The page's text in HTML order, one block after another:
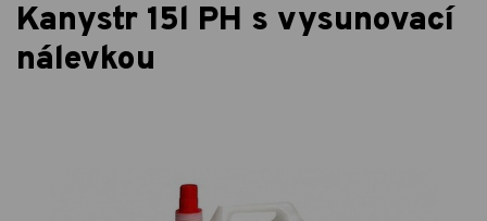
Kanystr 15l PH s vysunovací
nálevkou